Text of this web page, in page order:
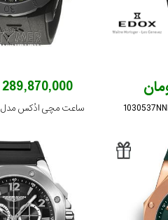
289,870,000 تومان
ساعت مچی ادُکس مدل 1022137NNINJ